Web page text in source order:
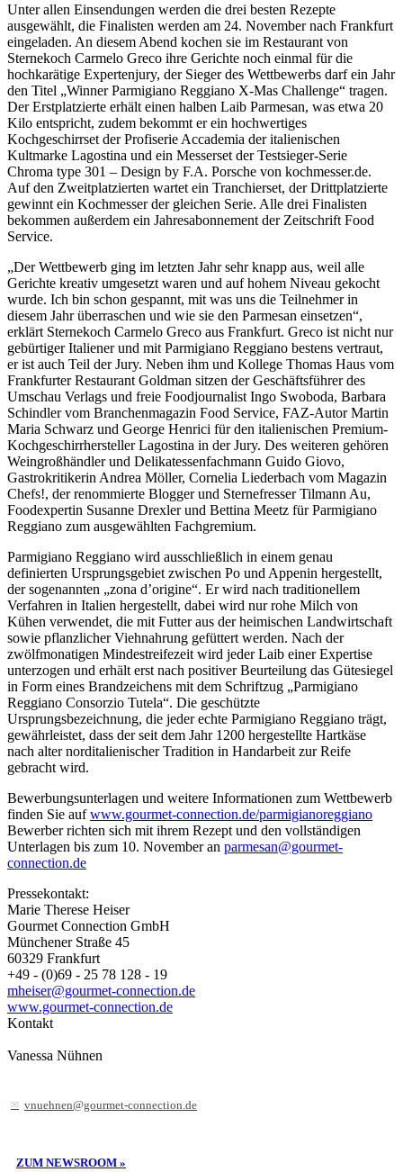
Unter allen Einsendungen werden die drei besten Rezepte
ausgewählt, die Finalisten werden am 24. November nach Frankfurt
eingeladen. An diesem Abend kochen sie im Restaurant von
Sternekoch Carmelo Greco ihre Gerichte noch einmal für die
hochkarätige Expertenjury, der Sieger des Wettbewerbs darf ein Jahr
den Titel „Winner Parmigiano Reggiano X-Mas Challenge“ tragen.
Der Erstplatzierte erhält einen halben Laib Parmesan, was etwa 20
Kilo entspricht, zudem bekommt er ein hochwertiges
Kochgeschirrset der Profiserie Accademia der italienischen
Kultmarke Lagostina und ein Messerset der Testsieger-Serie
Chroma type 301 – Design by F.A. Porsche von kochmesser.de.
Auf den Zweitplatzierten wartet ein Tranchierset, der Drittplatzierte
gewinnt ein Kochmesser der gleichen Serie. Alle drei Finalisten
bekommen außerdem ein Jahresabonnement der Zeitschrift Food
Service.
„Der Wettbewerb ging im letzten Jahr sehr knapp aus, weil alle
Gerichte kreativ umgesetzt waren und auf hohem Niveau gekocht
wurde. Ich bin schon gespannt, mit was uns die Teilnehmer in
diesem Jahr überraschen und wie sie den Parmesan einsetzen“,
erklärt Sternekoch Carmelo Greco aus Frankfurt. Greco ist nicht nur
gebürtiger Italiener und mit Parmigiano Reggiano bestens vertraut,
er ist auch Teil der Jury. Neben ihm und Kollege Thomas Haus vom
Frankfurter Restaurant Goldman sitzen der Geschäftsführer des
Umschau Verlags und freie Foodjournalist Ingo Swoboda, Barbara
Schindler vom Branchenmagazin Food Service, FAZ-Autor Martin
Maria Schwarz und George Henrici für den italienischen Premium-
Kochgeschirrhersteller Lagostina in der Jury. Des weiteren gehören
Weingroßhändler und Delikatessenfachmann Guido Giovo,
Gastrokritikerin Andrea Möller, Cornelia Liederbach vom Magazin
Chefs!, der renommierte Blogger und Sternefresser Tilmann Au,
Foodexpertin Susanne Drexler und Bettina Meetz für Parmigiano
Reggiano zum ausgewählten Fachgremium.
Parmigiano Reggiano wird ausschließlich in einem genau
definierten Ursprungsgebiet zwischen Po und Appenin hergestellt,
der sogenannten „zona d’origine“. Er wird nach traditionellem
Verfahren in Italien hergestellt, dabei wird nur rohe Milch von
Kühen verwendet, die mit Futter aus der heimischen Landwirtschaft
sowie pflanzlicher Viehnahrung gefüttert werden. Nach der
zwölfmonatigen Mindestreifezeit wird jeder Laib einer Expertise
unterzogen und erhält erst nach positiver Beurteilung das Gütesiegel
in Form eines Brandzeichens mit dem Schriftzug „Parmigiano
Reggiano Consorzio Tutela“. Die geschützte
Ursprungsbezeichnung, die jeder echte Parmigiano Reggiano trägt,
gewährleistet, dass der seit dem Jahr 1200 hergestellte Hartkäse
nach alter norditalienischer Tradition in Handarbeit zur Reife
gebracht wird.
Bewerbungsunterlagen und weitere Informationen zum Wettbewerb
finden Sie aufwww.gourmet-connection.de/parmigianoreggiano
Bewerber richten sich mit ihrem Rezept und den vollständigen
Unterlagen bis zum 10. November an parmesan@gourmet-
connection.de
Pressekontakt:
Marie Therese Heiser
Gourmet Connection GmbH
Münchener Straße 45
60329 Frankfurt
+49 - (0)69 - 25 78 128 - 19
mheiser@gourmet-connection.de
www.gourmet-connection.de
Kontakt
Vanessa Nühnen
vnuehnen@gourmet-connection.de
ZUM NEWSROOM »